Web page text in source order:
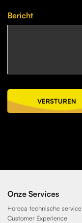
Bericht
VERSTUREN
Onze Services
Horeca technische service
Customer Experience